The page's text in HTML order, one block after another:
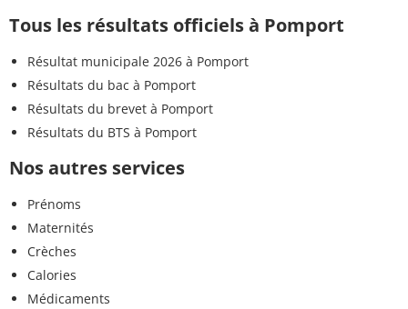
Tous les résultats officiels à Pomport
Résultat municipale 2026 à Pomport
Résultats du bac à Pomport
Résultats du brevet à Pomport
Résultats du BTS à Pomport
Nos autres services
Prénoms
Maternités
Crèches
Calories
Médicaments